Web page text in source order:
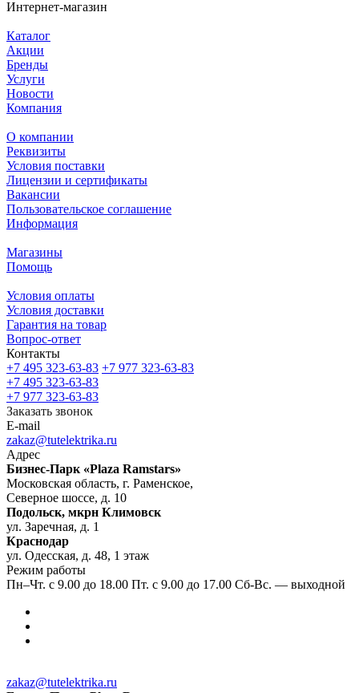
Интернет-магазин
Каталог
Акции
Бренды
Услуги
Новости
Компания
О компании
Реквизиты
Условия поставки
Лицензии и сертификаты
Вакансии
Пользовательское соглашение
Информация
Магазины
Помощь
Условия оплаты
Условия доставки
Гарантия на товар
Вопрос-ответ
Контакты
+7 495 323-63-83 +7 977 323-63-83
+7 495 323-63-83
+7 977 323-63-83
Заказать звонок
E-mail
zakaz@tutelektrika.ru
Адрес
Бизнес-Парк «Plaza Ramstars»
Московская область, г. Раменское,
Северное шоссе, д. 10
Подольск, мкрн Климовск
ул. Заречная, д. 1
Краснодар
ул. Одесская, д. 48, 1 этаж
Режим работы
Пн–Чт. с 9.00 до 18.00 Пт. с 9.00 до 17.00 Сб-Вс. — выходной
zakaz@tutelektrika.ru